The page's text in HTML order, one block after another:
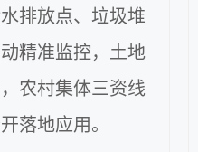
排放点、垃圾堆
精准监控，土地
农村集体三资线
落地应用。